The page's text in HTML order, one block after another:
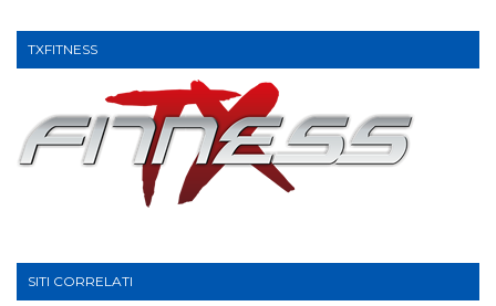
TXFITNESS
SITI CORRELATI